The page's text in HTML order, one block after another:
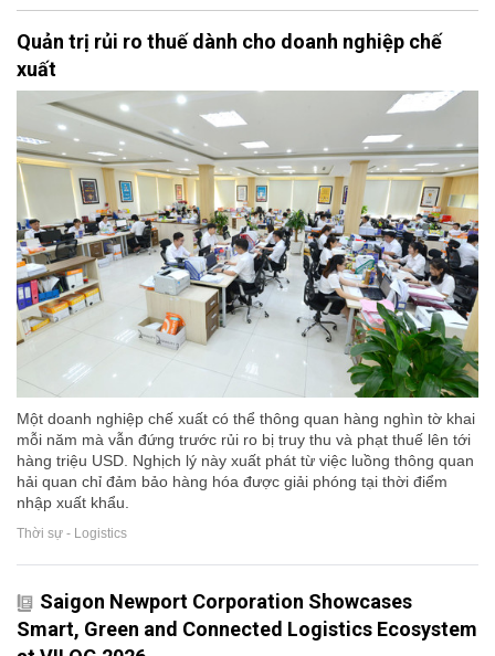
Quản trị rủi ro thuế dành cho doanh nghiệp chế
xuất
Một doanh nghiệp chế xuất có thể thông quan hàng nghìn tờ khai
mỗi năm mà vẫn đứng trước rủi ro bị truy thu và phạt thuế lên tới
hàng triệu USD. Nghịch lý này xuất phát từ việc luồng thông quan
hải quan chỉ đảm bảo hàng hóa được giải phóng tại thời điểm
nhập xuất khẩu.
Thời sự - Logistics
Saigon Newport Corporation Showcases
Smart, Green and Connected Logistics Ecosystem